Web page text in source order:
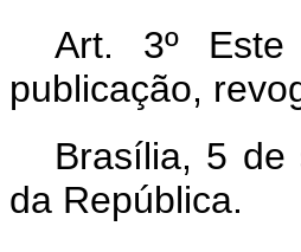
Art. 3º Este
publicação,
Brasília, 5 de
da República.